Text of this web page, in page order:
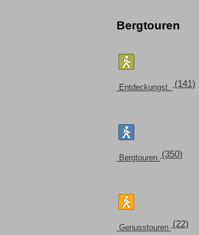
Bergtouren
Entdeckungst. (141)
Bergtouren (350)
Genusstouren (22)